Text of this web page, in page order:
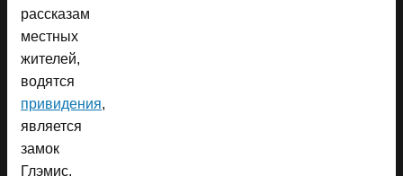
рассказам
местных
жителей,
водятся
привидения,
является
замок
Глэмис,